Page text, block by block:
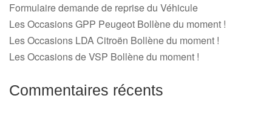
Formulaire demande de reprise du Véhicule
Les Occasions GPP Peugeot Bollène du moment !
Les Occasions LDA Citroën Bollène du moment !
Les Occasions de VSP Bollène du moment !
Commentaires récents